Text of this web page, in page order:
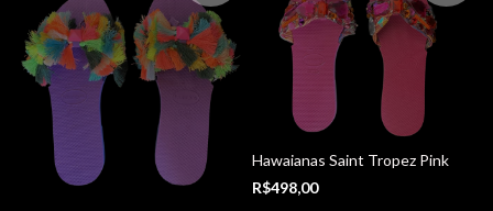
Hawaianas Saint Tropez Pink
R$498,00